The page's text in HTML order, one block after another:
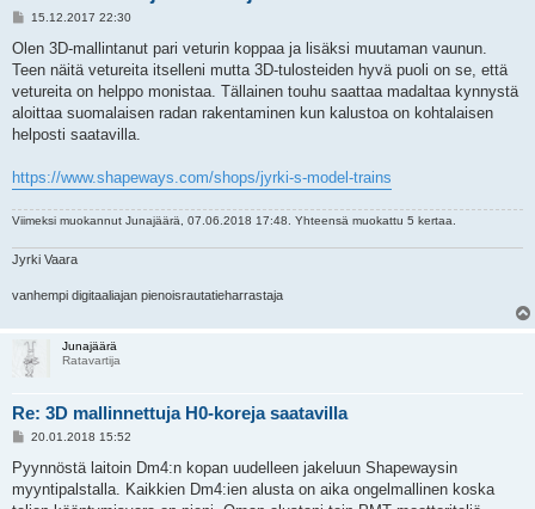
V
e
t
i
15.12.2017 22:30
Olen 3D-mallintanut pari veturin koppaa ja lisäksi muutaman vaunun.
Teen näitä vetureita itselleni mutta 3D-tulosteiden hyvä puoli on se, että
vetureita on helppo monistaa. Tällainen touhu saattaa madaltaa kynnystä
aloittaa suomalaisen radan rakentaminen kun kalustoa on kohtalaisen
helposti saatavilla.
https://www.shapeways.com/shops/jyrki-s-model-trains
Viimeksi muokannut Junajäärä , 07.06.2018 17:48. Yhteensä muokattu 5 kertaa.
Jyrki Vaara
vanhempi digitaaliajan pienoisrautatieharrastaja
Junajäärä
Ratavartija
Re: 3D mallinnettuja H0-koreja saatavilla
V
e
s
t
20.01.2018 15:52
Pyynnöstä laitoin Dm4:n kopan uudelleen jakeluun Shapewaysin
myyntipalstalla. Kaikkien Dm4:ien alusta on aika ongelmallinen koska